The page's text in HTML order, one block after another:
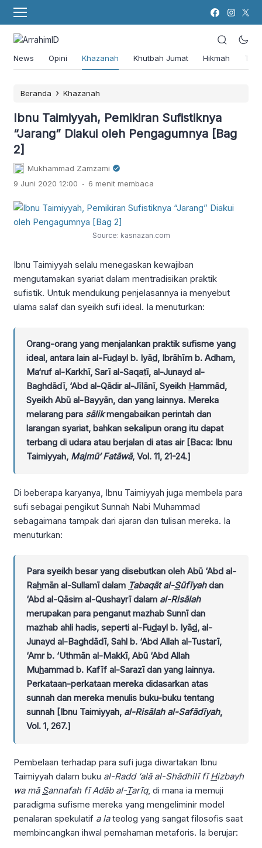
News Opini Khazanah Khutbah Jumat Hikmah
Beranda › Khazanah
Ibnu Taimiyyah, Pemikiran Sufistiknya
“Jarang” Diakui oleh Pengagumnya [Bag
2]
Mukhammad Zamzami
9 Juni 2020 12:00 . 6 menit membaca
Source: kasnazan.com
Ibnu Taimiyyah selalu menegaskan kewajiban
mengutamakan syariat dalam mentradisikan praktik
sufistik. Untuk mendukung penjelasannya ia menyebut
ulama salaf dan syeikh sufi ideal. Ia menuturkan:
Orang-orang yang menjalankan praktik sufisme yang
ideal, antara lain al-Fudayl b. Iyād, Ibrāhīm b. Adham,
Ma‘ruf al-Karkhī, Sarī al-Saqatī, al-Junayd al-
Baghdādī, ‘Abd al-Qādir al-Jīlānī, Syeikh Hammād,
Syeikh Abū al-Bayyān, dan yang lainnya. Mereka
melarang para sālikmengabaikan perintah dan
larangan syariat, bahkan sekalipun orang itu dapat
terbang di udara atau berjalan di atas air [Baca: Ibnu
Taimiyyah, Majmū‘ Fatāwā, Vol. 11, 21-24.]
Di beberapa karyanya, Ibnu Taimiyyah juga membela para
sufi sebagai pengikut Sunnah Nabi Muhammad
sebagaimana tampak dari ajaran dan tulisan mereka. Ia
menuturkan:
Para syeikh besar yang disebutkan oleh Abū ‘Abd al-
Rahmān al-Sullamī dalam Tabaqāt al-Sūfīyahdan
‘Abd al-Qāsim al-Qushayrī dalam al-Risālah
merupakan para penganut mazhab Sunnī dan
mazhab ahli hadis, seperti al-Fudayl b. Iyād, al-
Junayd al-Baghdādī, Sahl b. ‘Abd Allah al-Tustarī,
‘Amr b. ‘Uthmān al-Makkī, Abū ‘Abd Allah
Muhammad b. Kafīf al-Sarazī dan yang lainnya.
Perkataan-perkataan mereka didasarkan atas
sunnah dan mereka menulis buku-buku tentang
sunnah [Ibnu Taimiyyah, al-Risālah al-Safādīyah,
Vol. 1, 267.]
Pembelaan terhadap para sufi juga diwartakan Ibnu
Taimiyyah dalam buku al-Radd ‘alā al-Shādhilī fīHizbayh
wa mā Sannafah fī Adāb al-Tarīq, di mana ia memuji
paradigma sufisme mereka yang mengeliminir model
penalaran spekulatif a lateolog yang sangat filosofis saat
membincangkan ihwal pemahaman metaforis. Ia berujar: